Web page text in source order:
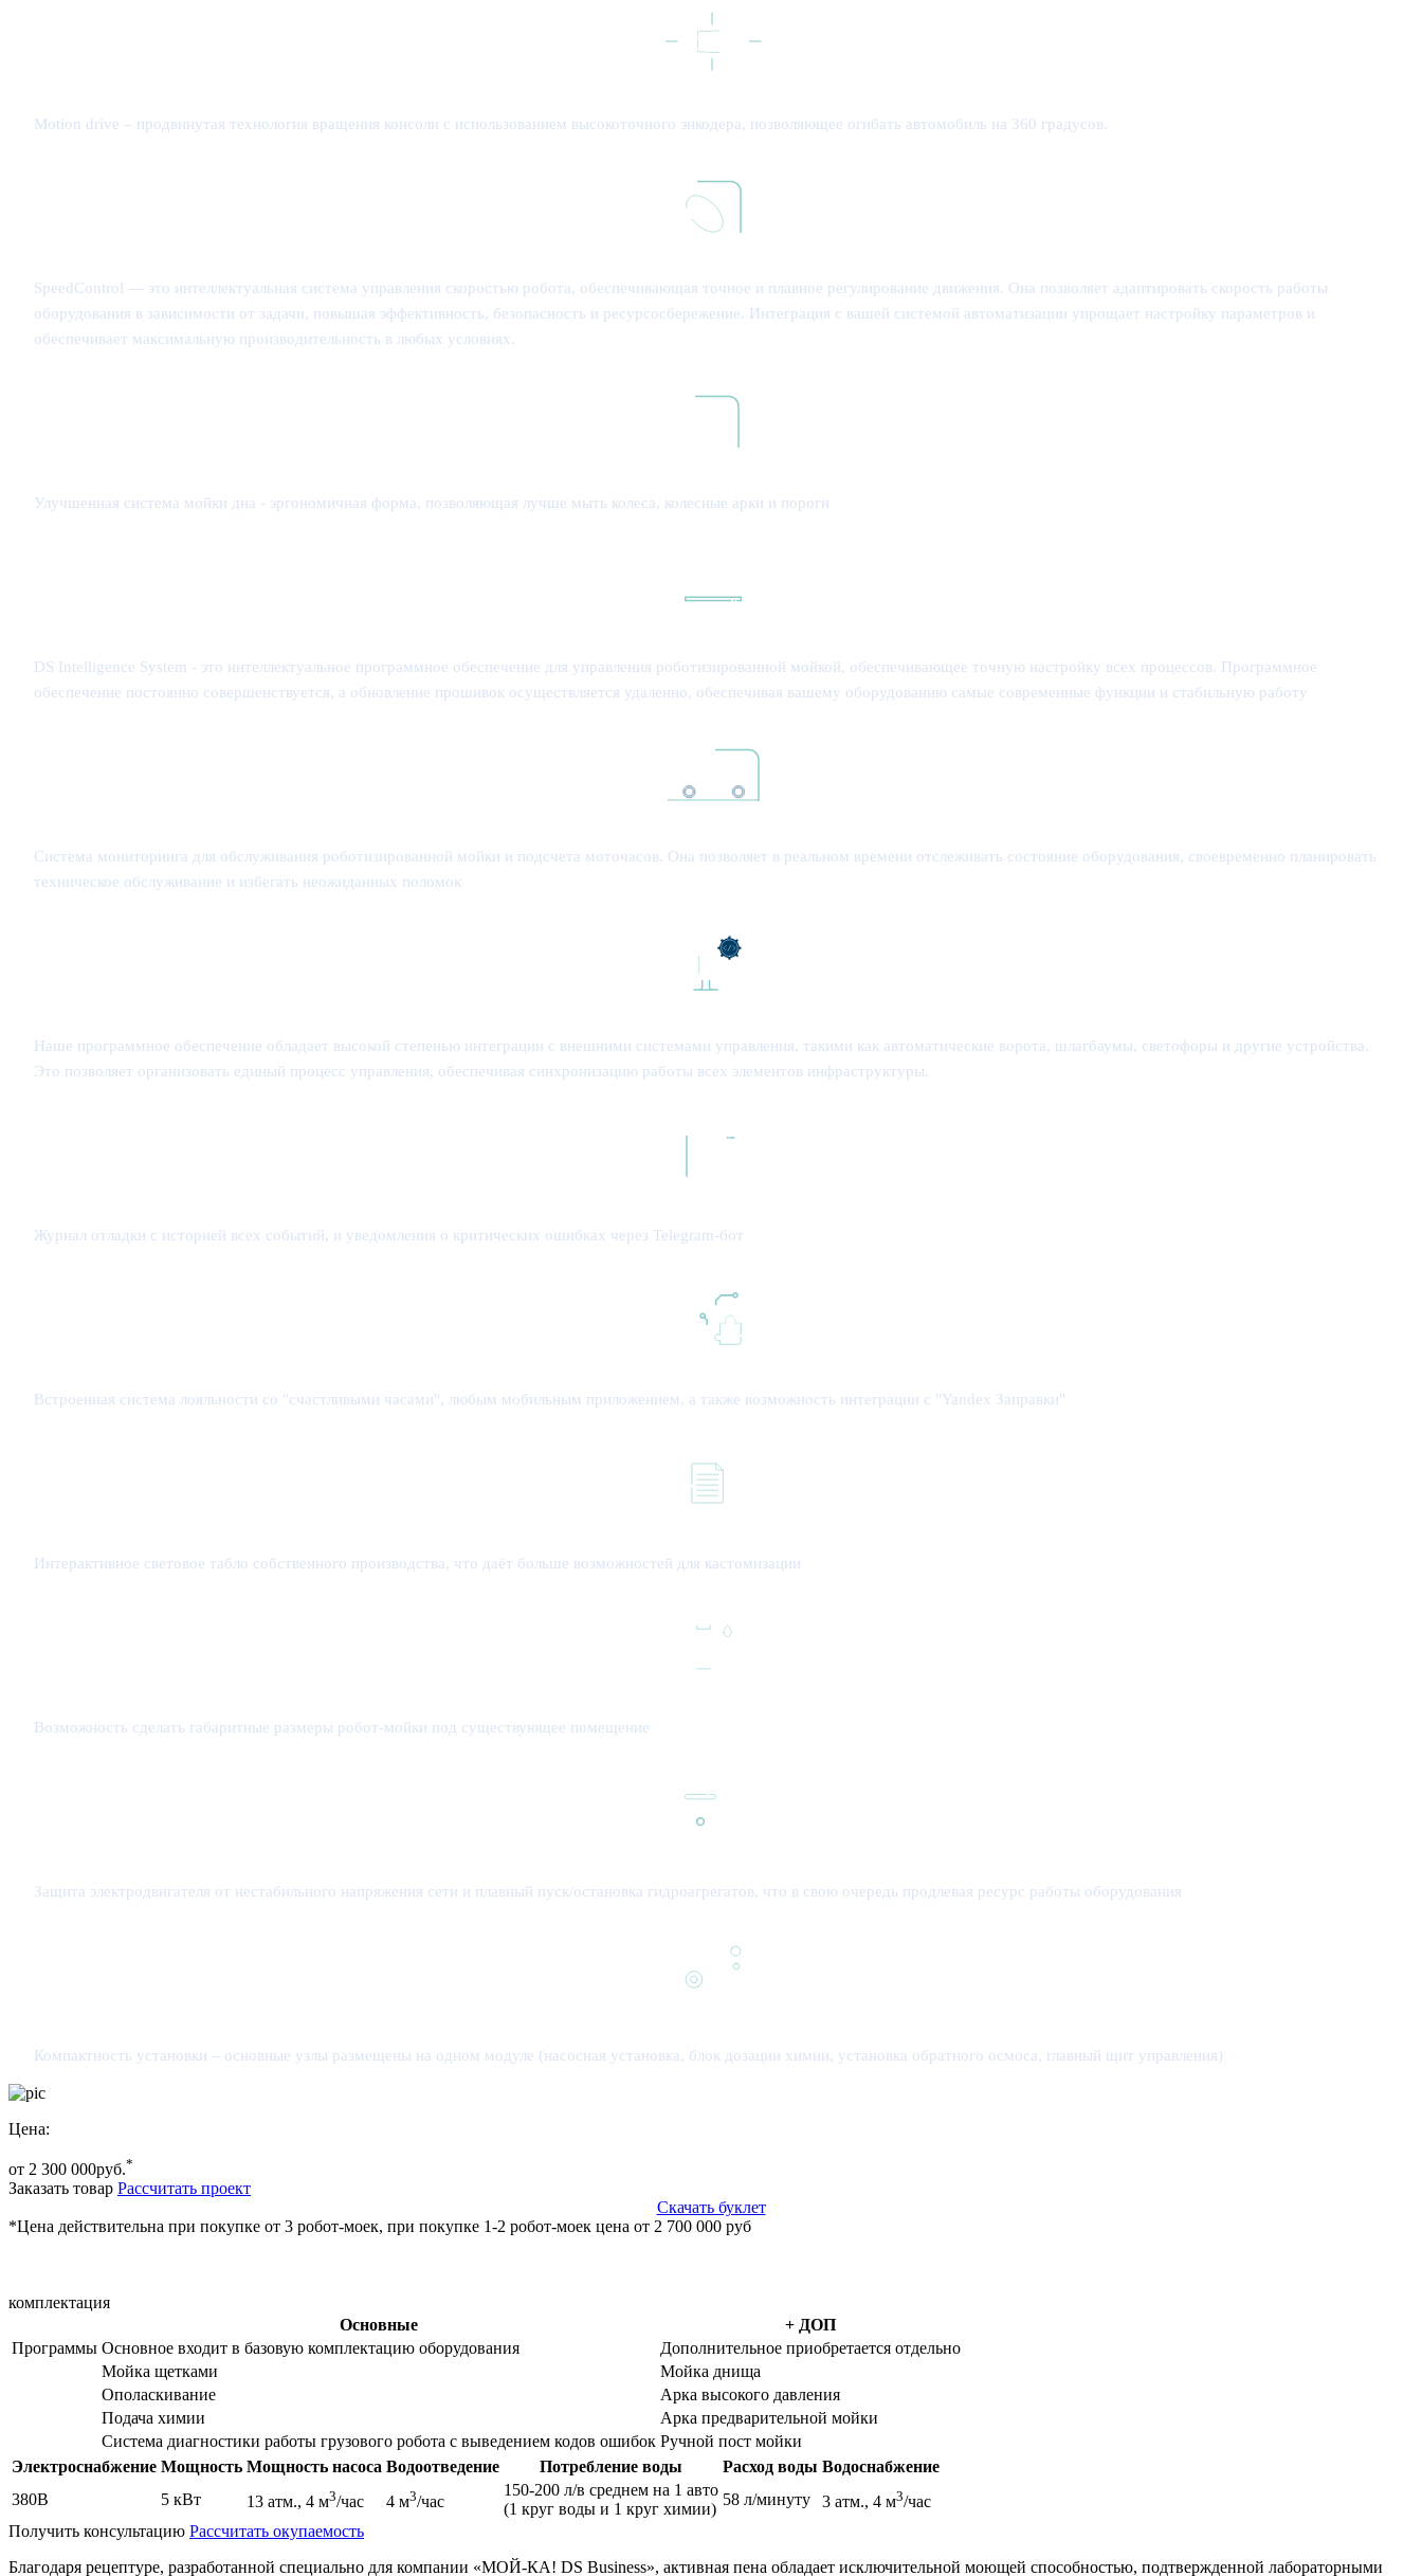
Motion drive – продвинутая технология вращения консоли с использованием высокоточного энкодера, позволяющее огибать автомобиль на 360 градусов.
SpeedControl — это интеллектуальная система управления скоростью робота, обеспечивающая точное и плавное регулирование движения. Она позволяет адаптировать скорость работы
оборудования в зависимости от задачи, повышая эффективность, безопасность и ресурсосбережение. Интеграция с вашей системой автоматизации упрощает настройку параметров и
обеспечивает максимальную производительность в любых условиях.
Улучшенная система мойки дна - эргономичная форма, позволяющая лучше мыть колеса, колесные арки и пороги
DS Intelligence System - это интеллектуальное программное обеспечение для управления роботизированной мойкой, обеспечивающее точную настройку всех процессов. Программное
обеспечение постоянно совершенствуется, а обновление прошивок осуществляется удаленно, обеспечивая вашему оборудованию самые современные функции и стабильную работу
Система мониторинга для обслуживания роботизированной мойки и подсчета моточасов. Она позволяет в реальном времени отслеживать состояние оборудования, своевременно планировать
техническое обслуживание и избегать неожиданных поломок
Наше программное обеспечение обладает высокой степенью интеграции с внешними системами управления, такими как автоматические ворота, шлагбаумы, светофоры и другие устройства.
Это позволяет организовать единый процесс управления, обеспечивая синхронизацию работы всех элементов инфраструктуры.
Журнал отладки с историей всех событий, и уведомления о критических ошибках через Telegram-бот
Встроенная система лояльности со "счастливыми часами", любым мобильным приложением, а также возможность интеграции с "Yandex Заправки"
Интерактивное световое табло собственного производства, что даёт больше возможностей для кастомизации
Возможность сделать габаритные размеры робот-мойки под существующее помещение
Защита электродвигателя от нестабильного напряжения сети и плавный пуск/остановка гидроагрегатов, что в свою очередь продлевая ресурс работы оборудования
Компактность установки – основные узлы размещены на одном модуле (насосная установка, блок дозации химии, установка обратного осмоса, главный щит управления)
Цена:
от 2 300 000руб.*
Заказать товар Рассчитать проект
Скачать буклет
*Цена действительна при покупке от 3 робот-моек, при покупке 1-2 робот-моек цена от 2 700 000 руб
комплектация
Основные
+ ДОП
Программы Основное входит в базовую комплектацию оборудования
Дополнительное приобретается отдельно
Мойка щетками
Мойка днища
Ополаскивание
Арка высокого давления
Подача химии
Арка предварительной мойки
Система диагностики работы грузового робота с выведением кодов ошибок Ручной пост мойки
Электроснабжение Мощность Мощность насоса Водоотведение Потребление воды Расход воды Водоснабжение
380В
5 кВт 13 атм., 4 м3/час 4 м3/час
150-200 л/в среднем на 1 авто
(1 круг воды и 1 круг химии)
58 л/минуту 3 атм., 4 м3/час
Получить консультацию Рассчитать окупаемость
Благодаря рецептуре, разработанной специально для компании «МОЙ-КА! DS Business», активная пена обладает исключительной моющей способностью, подтвержденной лабораторными